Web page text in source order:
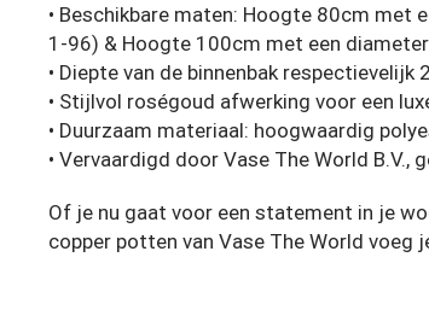
• Beschikbare maten: Hoogte 80cm met
1-96) & Hoogte 100cm met een
• Diepte van de binnenbak
• Stijlvol roségoud afwerking voor een
• Duurzaam materiaal: hoogwaardig
• Vervaardigd door Vase The World B.V.,
Of je nu gaat voor een statement in je
copper potten van Vase The World